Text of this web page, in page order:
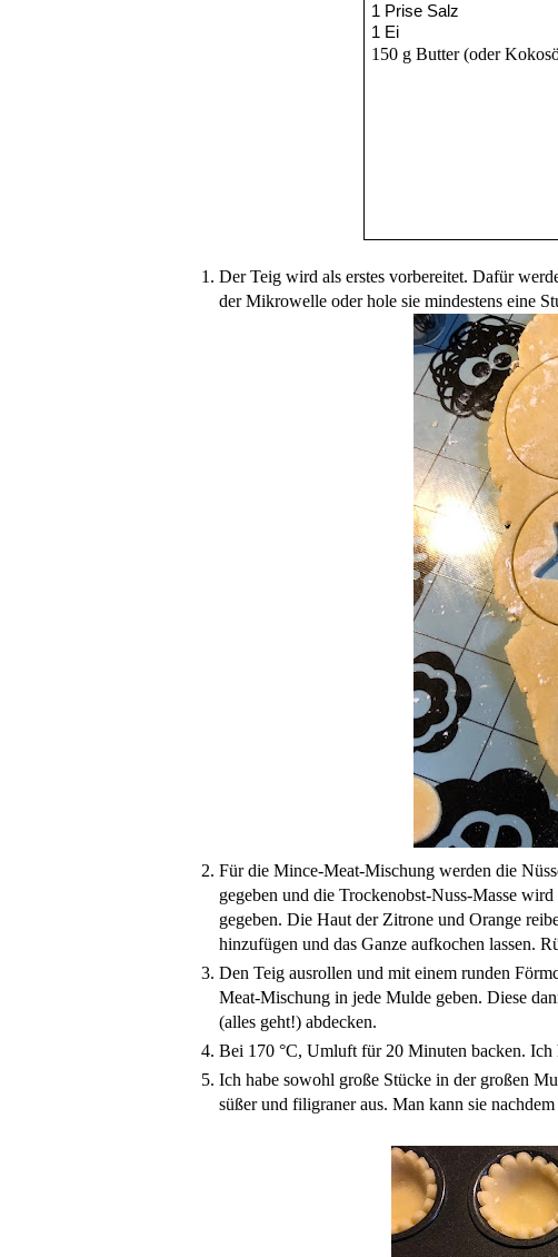
1 Prise Salz
1 Ei
150 g Butter (oder
Der Teig wird als erstes vorbereitet. Dafür
der Mikrowelle oder hole sie mindestens eine
Für die Mince-Meat-Mischung werden die
gegeben und die Trockenobst-Nuss-Masse
gegeben. Die Haut der Zitrone und Orange
hinzufügen und das Ganze aufkochen lassen.
Den Teig ausrollen und mit einem runden
Meat-Mischung in jede Mulde geben. Diese
(alles geht!) abdecken.
Bei 170 °C, Umluft für 20 Minuten backen. Ich
Ich habe sowohl große Stücke in der großen
süßer und filigraner aus. Man kann sie